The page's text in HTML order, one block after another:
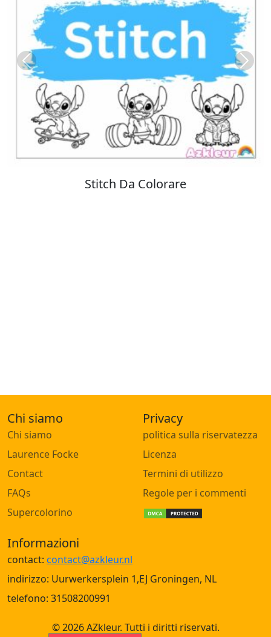
Colorare Pokemon
Previous Next
Chi siamo
Chi siamo
Laurence Focke
Contact
FAQs
Supercolorino
Privacy
politica sulla riservatezza
Licenza
Termini di utilizzo
Regole per i commenti
Informazioni
contact: contact@azkleur.nl
indirizzo: Uurwerkersplein 1,EJ Groningen, NL
telefono: 31508200991
© 2026 AZkleur. Tutti i diritti riservati.